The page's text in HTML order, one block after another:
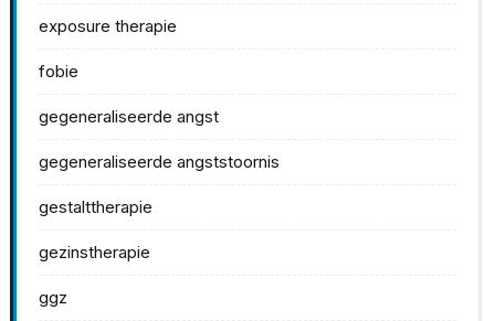
exposure therapie
fobie
gegeneraliseerde angst
gegeneraliseerde angststoornis
gestalttherapie
gezinstherapie
ggz